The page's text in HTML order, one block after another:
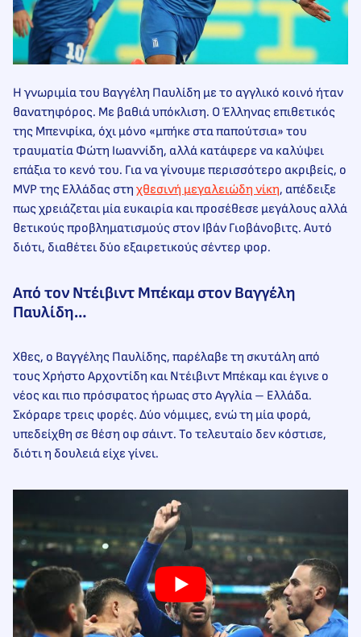
Η γνωριμία του Βαγγέλη Παυλίδη με το αγγλικό κοινό ήταν
θανατηφόρος. Με βαθιά υπόκλιση. Ο Έλληνας επιθετικός
της Μπενφίκα, όχι μόνο «μπήκε στα παπούτσια» του
τραυματία Φώτη Ιωαννίδη, αλλά κατάφερε να καλύψει
επάξια το κενό του. Για να γίνουμε περισσότερο ακριβείς, ο
ΜVP της Ελλάδας στη χθεσινή μεγαλειώδη νίκη, απέδειξε
πως χρειάζεται μία ευκαιρία και προσέθεσε μεγάλους αλλά
θετικούς προβληματισμούς στον Ιβάν Γιοβάνοβιτς. Αυτό
διότι, διαθέτει δύο εξαιρετικούς σέντερ φορ.
Από τον Ντέιβιντ Μπέκαμ στον Βαγγέλη
Παυλίδη…
Χθες, ο Βαγγέλης Παυλίδης, παρέλαβε τη σκυτάλη από
τους Χρήστο Αρχοντίδη και Ντέιβιντ Μπέκαμ και έγινε ο
νέος και πιο πρόσφατος ήρωας στο Αγγλία – Ελλάδα.
Σκόραρε τρεις φορές. Δύο νόμιμες, ενώ τη μία φορά,
υπεδείχθη σε θέση οφ σάιντ. Το τελευταίο δεν κόστισε,
διότι η δουλειά είχε γίνει.